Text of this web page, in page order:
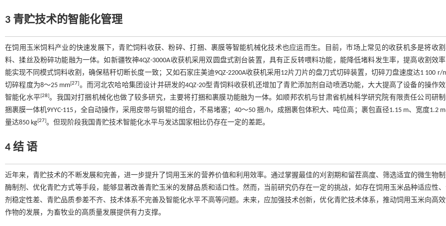
3 青贮技术的智能化管理
在饲用玉米饲料产业的快速发展下，青贮饲料收获、粉碎、打捆、裹膜等智能机械化技术也应运而生。目前，市场上常见的收获机多是将收
料、揉丝及粉碎功能融为一体。如新疆牧神4QZ-3000A收获机采用双圆盘式割台装置，具有正反转喂料功能，能降低堵料发生率，提高收割效
能实现不同模式饲料收割，确保秸秆切断长度一致；又如石家庄美迪9QZ-2200A收获机采用12片刀片的盘刀式切碎装置，切碎刀盘速度达1 100 r/
切碎程度为8～25 mm[27]。而河北农哈哈集团设计并研发的4QZ-20型青饲料收获机还增加了青贮添加剂自动喷洒功能，大大提高了设备的操作
智能化水平[28]。我国对打捆机械化也做了较多研究，主要将打捆和裹膜功能融为一体。如顺邦农机与甘肃省机械科学研究院有限责任公司研制
捆裹膜一体机9YYC-115，全自动操作，采用皮带与钢辊的组合，不易堵塞；40～50 捆/h，成捆裹包体积大、吨位高；裹包直径1.15 m、宽度1.2
量达850 kg[27]。但现阶段我国青贮技术智能化水平与发达国家相比仍存在一定的差距。
4 结 语
近年来，青贮技术的不断发展和完善，进一步提升了饲用玉米的营养价值和利用效率。通过掌握最佳的刈割期和留茬高度、筛选适宜的微生物
酶制剂、优化青贮方式等手段，能够显著改善青贮玉米的发酵品质和适口性。然而，当前研究仍存在一定的挑战，如存在饲用玉米品种适应性
剂稳定性差、青贮品质参差不齐、技术体系不完善及智能化水平不高等问题。未来，应加强技术创新，优化青贮技术体系，推动饲用玉米向高
作物的发展，为畜牧业的高质量发展提供有力支撑。